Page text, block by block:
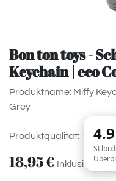
Bon ton toys -
Keychain | eco
Produktname: Miffy
Grey
Produktqualität: 100%
18,95€ Inklusive